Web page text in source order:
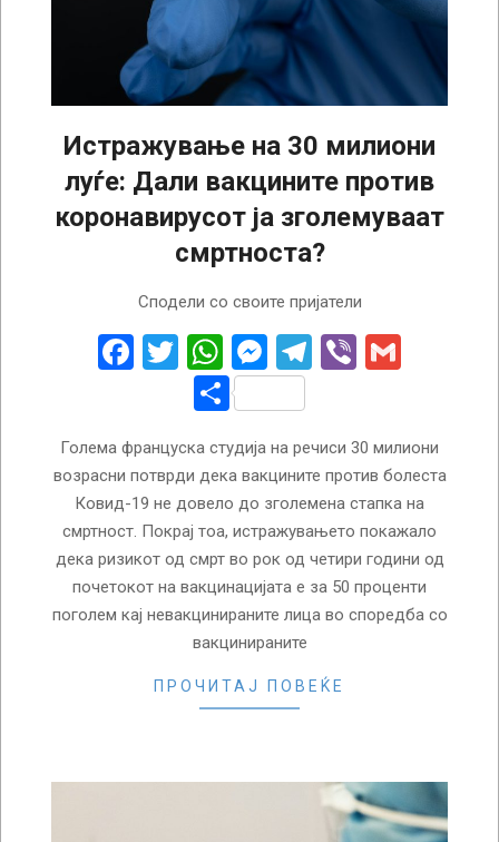
Истражување на 30 милиони
луѓе: Дали вакцините против
коронавирусот ја зголемуваат
смртноста?
Сподели со своите пријатели
Facebook
Twitter
WhatsApp
Messenger
Telegram
Viber
Share
Голема француска студија на речиси 30 милиони
возрасни потврди дека вакцините против болеста
Ковид-19 не довело до зголемена стапка на
смртност. Покрај тоа, истражувањето покажало
дека ризикот од смрт во рок од четири години од
почетокот на вакцинацијата е за 50 проценти
поголем кај невакцинираните лица во споредба со
вакцинираните
ПРОЧИТАЈ ПОВЕЌЕ